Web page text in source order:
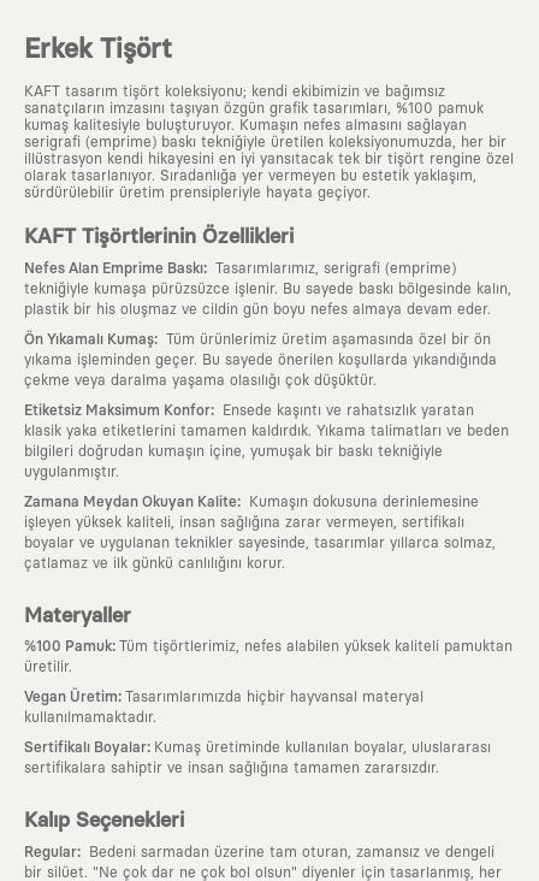
Erkek Tişört
KAFT tasarım tişört koleksiyonu; kendi ekibimizin ve bağımsız
sanatçıların imzasını taşıyan özgün grafik tasarımları, %100 pamuk
kumaş kalitesiyle buluşturuyor. Kumaşın nefes almasını sağlayan
serigrafi (emprime) baskı tekniğiyle üretilen koleksiyonumuzda, her bir
illüstrasyon kendi hikayesini en iyi yansıtacak tek bir tişört rengine özel
olarak tasarlanıyor. Sıradanlığa yer vermeyen bu estetik yaklaşım,
sürdürülebilir üretim prensipleriyle hayata geçiyor.
KAFT Tişörtlerinin Özellikleri
Nefes Alan Emprime Baskı: Tasarımlarımız, serigrafi (emprime)
tekniğiyle kumaşa pürüzsüzce işlenir. Bu sayede baskı bölgesinde kalın,
plastik bir his oluşmaz ve cildin gün boyu nefes almaya devam eder.
Ön Yıkamalı Kumaş: Tüm ürünlerimiz üretim aşamasında özel bir ön
yıkama işleminden geçer. Bu sayede önerilen koşullarda yıkandığında
çekme veya daralma yaşama olasılığı çok düşüktür.
Etiketsiz Maksimum Konfor:
Ensede kaşıntı ve rahatsızlık yaratan
klasik yaka etiketlerini tamamen kaldırdık. Yıkama talimatları ve beden
bilgileri doğrudan kumaşın içine, yumuşak bir baskı tekniğiyle
uygulanmıştır.
Zamana Meydan Okuyan Kalite:
Kumaşın dokusuna derinlemesine
işleyen yüksek kaliteli, insan sağlığına zarar vermeyen, sertifikalı
boyalar ve uygulanan teknikler sayesinde, tasarımlar yıllarca solmaz,
çatlamaz ve ilk günkü canlılığını korur.
Materyaller
%100 Pamuk: Tüm tişörtlerimiz, nefes alabilen yüksek kaliteli pamuktan
üretilir.
Vegan Üretim: Tasarımlarımızda hiçbir hayvansal materyal
kullanılmamaktadır.
Sertifikalı Boyalar: Kumaş üretiminde kullanılan boyalar, uluslararası
sertifikalara sahiptir ve insan sağlığına tamamen zararsızdır.
Kalıp Seçenekleri
Regular:
Bedeni sarmadan üzerine tam oturan, zamansız ve dengeli
bir silüet. "Ne çok dar ne çok bol olsun" diyenler için tasarlanmış, her